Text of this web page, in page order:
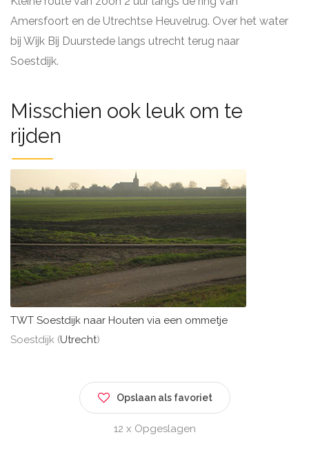
Amersfoort en de Utrechtse Heuvelrug. Over het water
bij Wijk Bij Duurstede langs utrecht terug naar
Soestdijk.
Misschien ook leuk om te
rijden
TWT Soestdijk naar Houten via een ommetje
Soestdijk (Utrecht)
Opslaan als favoriet
12 x Opgeslagen